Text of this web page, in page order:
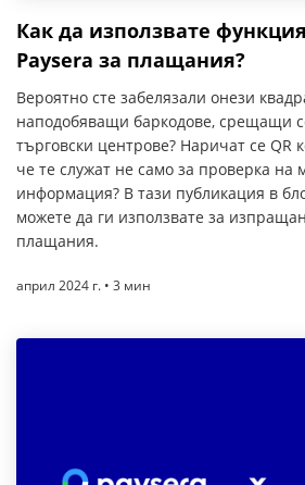
Как да използвате
Paysera за плащания?
Вероятно сте забелязали онези
наподобяващи баркодове, срещащи
търговски центрове? Наричат се QR
че те служат не само за проверка
информация? В тази публикация в
можете да ги използвате за
плащания.
април 2024 г. • 3 мин